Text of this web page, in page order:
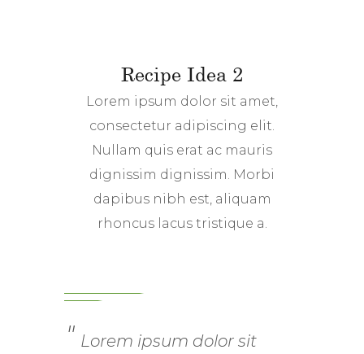
Recipe Idea 2
Lorem ipsum dolor sit amet,
consectetur adipiscing elit.
Nullam quis erat ac mauris
dignissim dignissim. Morbi
dapibus nibh est, aliquam
rhoncus lacus tristique a.
Lorem ipsum dolor sit